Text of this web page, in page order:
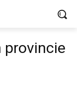
provincie